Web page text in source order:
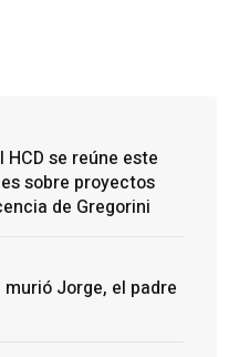
se reúne este
sobre proyectos
de Gregorini
Jorge, el padre